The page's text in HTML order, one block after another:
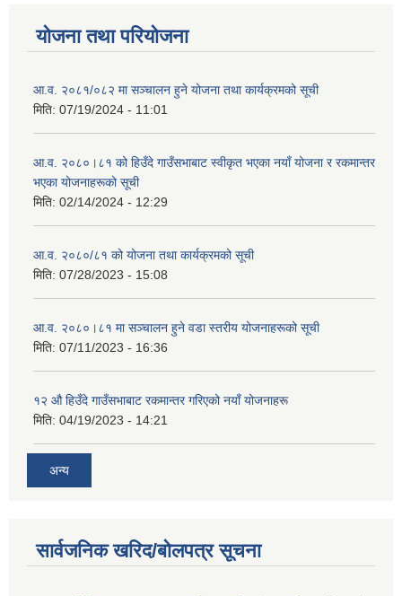
योजना तथा परियोजना
आ.व. २०८१/०८२ मा सञ्चालन हुने योजना तथा कार्यक्रमको सूची
मिति: 07/19/2024 - 11:01
आ.व. २०८०।८१ को हिउँदे गाउँसभाबाट स्वीकृत भएका नयाँ योजना र रकमान्तर
भएका योजनाहरूको सूची
मिति: 02/14/2024 - 12:29
आ.व. २०८०/८१ को योजना तथा कार्यक्रमको सूची
मिति: 07/28/2023 - 15:08
आ.व. २०८०।८१ मा सञ्चालन हुने वडा स्तरीय योजनाहरूको सूची
मिति: 07/11/2023 - 16:36
१२ औ हिउँदे गाउँसभाबाट रकमान्तर गरिएको नयाँ योजनाहरू
मिति: 04/19/2023 - 14:21
अन्य
सार्वजनिक खरिद/बोलपत्र सूचना